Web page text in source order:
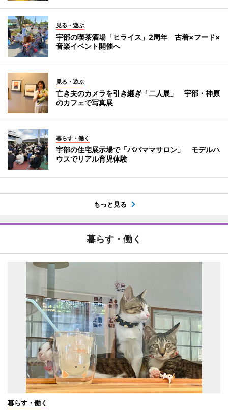
見る・遊ぶ
宇部の喫茶酒場「ヒライス」2周年 古着×フード×
音楽イベント開催へ
見る・遊ぶ
亡き夫のカメラを引き継ぎ「二人展」 宇部・神原
のカフェで写真展
暮らす・働く
宇部の住宅展示場で「パパママサロン」 モデルハ
ウスでリアル育児体験
もっと見る
暮らす・働く
暮らす・働く